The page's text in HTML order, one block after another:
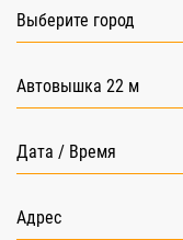
Выберите город
Автовышка 22 м